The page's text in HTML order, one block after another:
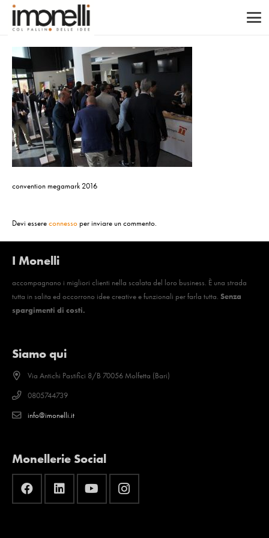
convention megamark 2016
Devi essere connessoper inviare un commento.
I Monelli
accompagnano i migliori clienti nella scalata del loro business. È una strada
tutta in salita ed occorrono idee creative e funzionali per farla tutta. Senza
spargimenti di costi.
Siamo qui
Via Antichi Pastifici 8/B 70056 Molfetta (Bari)
0805744739
info@imonelli.it
Monellerie Social